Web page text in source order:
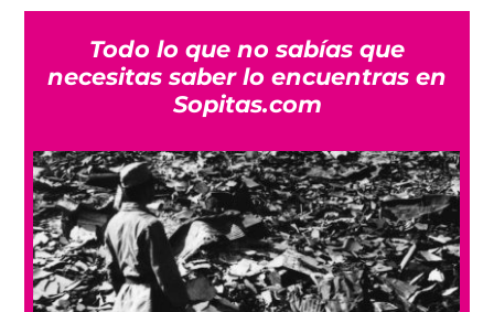
Todo lo que no sabías que
necesitas saber lo encuentras en
Sopitas.com